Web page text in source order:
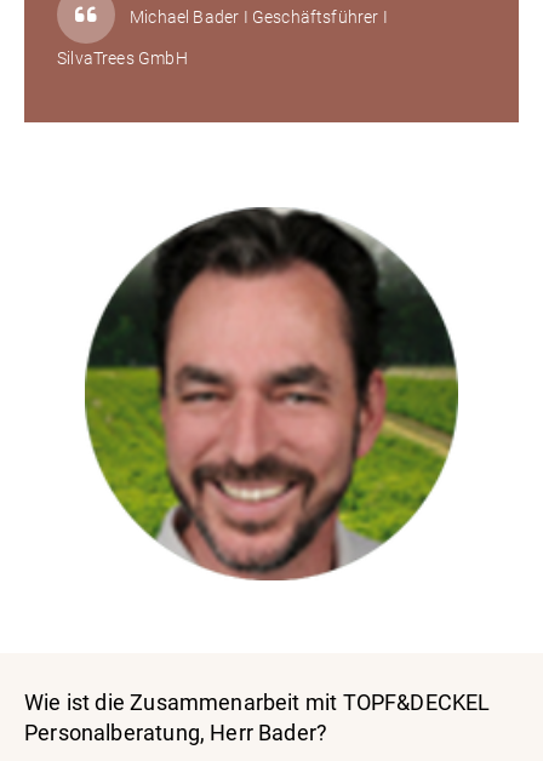
Michael Bader I Geschäftsführer I
SilvaTrees GmbH
Wie ist die Zusammenarbeit mit TOPF&DECKEL
Personalberatung, Herr Bader?